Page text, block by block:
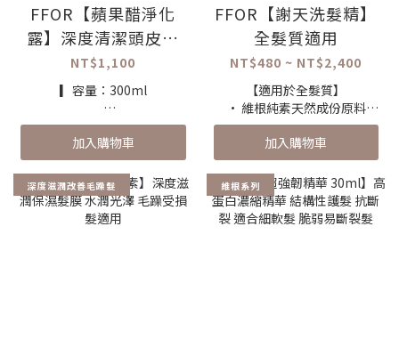
FFOR【蘋果醋淨化
露】深度清潔頭皮毛
孔 軟化角質 改善出油
異味
NT$1,100
▎容量：300ml
▎產品特色：
✔ 配方能洗淨積聚在頭髮頭皮
上的不好物質
✔ 溫和潔淨力非常適合洗髮前
的頭皮淨化護理
✔ 深度清潔又不會造成頭髮掉
加入購物車
FFOR【謝天洗髮精】
全髮質適用
NT$480 ~ NT$2,400
【適用於全髮質】
· 維根純素天然成份原料
· 天然溫和不刺激、具護色效
果
· 富含有機薄荷、檸檬草等香
氛，散發清爽澄澈的氣息
· 改善乾躁引起皮屑及敏感問
題
加入購物車
深度滋潤改善毛躁髮 維根系列